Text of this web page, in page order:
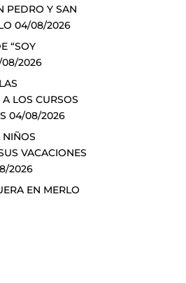
PEDRO Y SAN
04/08/2026
“SOY
2026
LOS CURSOS
04/08/2026
NIÑOS
VACACIONES
2026
EN MERLO